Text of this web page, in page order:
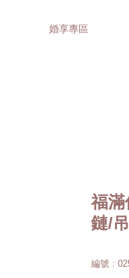
婚享專區
福
鏈/
編號 :